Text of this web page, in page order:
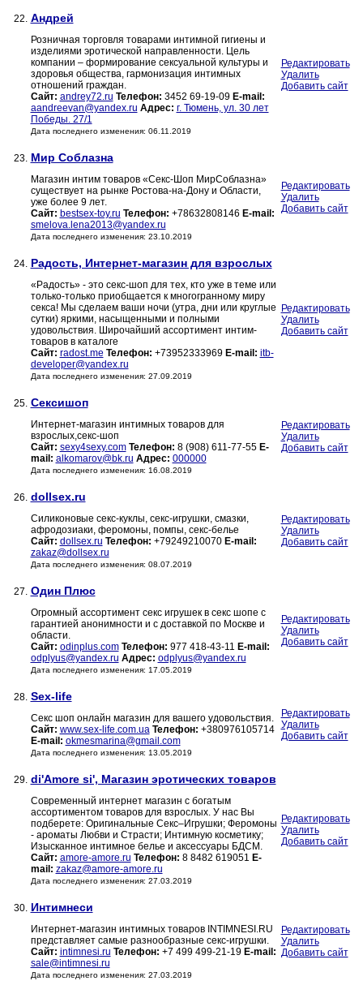
22. Андрей
Розничная торговля товарами интимной гигиены и
изделиями эротической направленности. Цель
компании – формирование сексуальной культуры и
здоровья общества, гармонизация интимных
отношений граждан.
Сайт: andrey72.ru Телефон: 3452 69-19-09 E-mail:
aandreevan@yandex.ru Адрес: г. Тюмень, ул. 30 лет
Победы. 27/1
Дата последнего изменения: 06.11.2019
Редактировать
Удалить
Добавить сайт
23. Мир Соблазна
Магазин интим товаров «Секс-Шоп МирСоблазна»
существует на рынке Ростова-на-Дону и Области,
уже более 9 лет.
Сайт: bestsex-toy.ru Телефон: +78632808146 E-mail:
smelova.lena2013@yandex.ru
Дата последнего изменения: 23.10.2019
Редактировать
Удалить
Добавить сайт
24. Радость, Интернет-магазин для взрослых
«Радость» - это секс-шоп для тех, кто уже в теме или
только-только приобщается к многогранному миру
секса! Мы сделаем ваши ночи (утра, дни или круглые
сутки) яркими, насыщенными и полными
удовольствия. Широчайший ассортимент интим-
товаров в каталоге
Сайт: radost.me Телефон: +73952333969 E-mail: itb-
developer@yandex.ru
Дата последнего изменения: 27.09.2019
Редактировать
Удалить
Добавить сайт
25. Сексишоп
Интернет-магазин интимных товаров для
взрослых,секс-шоп
Сайт: sexy4sexy.com Телефон: 8 (908) 611-77-55 E-
mail: alkomarov@bk.ru Адрес: 000000
Дата последнего изменения: 16.08.2019
Редактировать
Удалить
Добавить сайт
26. dollsex.ru
Силиконовые секс-куклы, секс-игрушки, смазки,
афродозиаки, феромоны, помпы, секс-белье
Сайт: dollsex.ru Телефон: +79249210070 E-mail:
zakaz@dollsex.ru
Дата последнего изменения: 08.07.2019
Редактировать
Удалить
Добавить сайт
27. Один Плюс
Огромный ассортимент секс игрушек в секс шопе с
гарантией анонимности и с доставкой по Москве и
области.
Сайт: odinplus.com Телефон: 977 418-43-11 E-mail:
odplyus@yandex.ru Адрес: odplyus@yandex.ru
Дата последнего изменения: 17.05.2019
Редактировать
Удалить
Добавить сайт
28. Sex-life
Секс шоп онлайн магазин для вашего удовольствия.
Сайт: www.sex-life.com.ua Телефон: +380976105714
E-mail: okmesmarina@gmail.com
Дата последнего изменения: 13.05.2019
Редактировать
Удалить
Добавить сайт
29. di'Amore si', Магазин эротических товаров
Современный интернет магазин с богатым
ассортиментом товаров для взрослых. У нас Вы
подберете: Оригинальные Секс–Игрушки; Феромоны
- ароматы Любви и Страсти; Интимную косметику;
Изысканное интимное белье и аксессуары БДСМ.
Сайт: amore-amore.ru Телефон: 8 8482 619051 E-
mail: zakaz@amore-amore.ru
Дата последнего изменения: 27.03.2019
Редактировать
Удалить
Добавить сайт
30. Интимнеси
Интернет-магазин интимных товаров INTIMNESI.RU
представляет самые разнообразные секс-игрушки.
Сайт: intimnesi.ru Телефон: +7 499 499-21-19 E-mail:
sale@intimnesi.ru
Дата последнего изменения: 27.03.2019
Редактировать
Удалить
Добавить сайт